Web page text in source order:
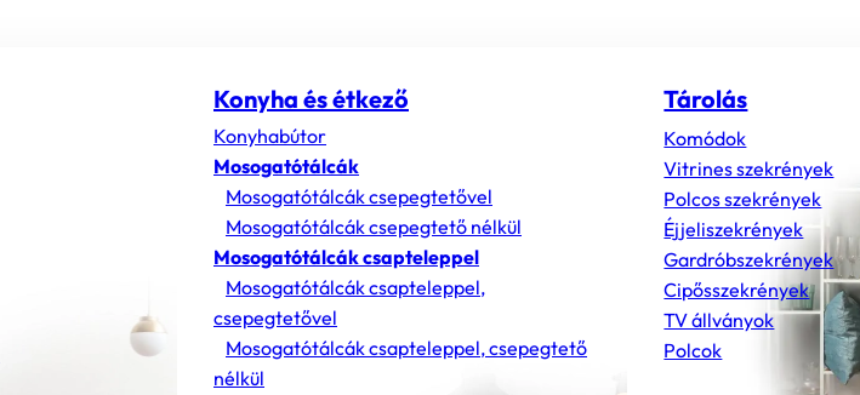
Konyha és étkező
Konyhabútor
Mosogatótálcák
Mosogatótálcák csepegtetővel
Mosogatótálcák csepegtető nélkül
Mosogatótálcák csapteleppel
Mosogatótálcák csapteleppel,
csepegtetővel
Mosogatótálcák csapteleppel, csepegtető
nélkül
Tárolás
Komódok
Vitrines szekrények
Polcos szekrények
Éjjeliszekrények
Gardróbszekrények
Cipősszekrények
TV állványok
Polcok